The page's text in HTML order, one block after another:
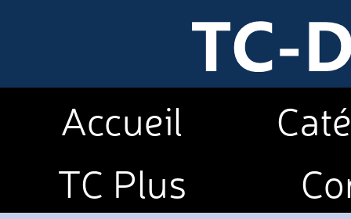
Accueil
TC Plus